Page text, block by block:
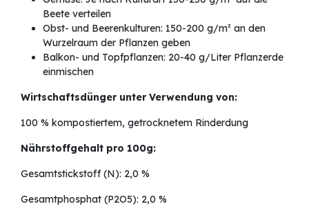
Beete verteilen
Obst- und Beerenkulturen: 150-200 g/m² an den
Wurzelraum der Pflanzen geben
Balkon- und Topfpflanzen: 20-40 g/Liter Pflanzerde
einmischen
Wirtschaftsdünger unter Verwendung von:
100 % kompostiertem, getrocknetem Rinderdung
Nährstoffgehalt pro 100g:
Gesamtstickstoff (N): 2,0 %
Gesamtphosphat (P2O5): 2,0 %